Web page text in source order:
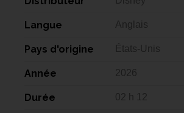
Langue Anglais
Pays d'origine États-Unis
Année 2026
Durée 02 h 12